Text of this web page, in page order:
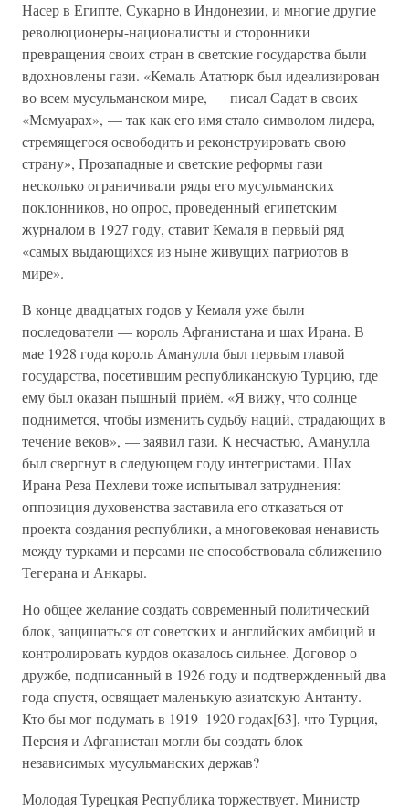
Насер в Египте, Сукарно в Индонезии, и многие другие
революционеры-националисты и сторонники
превращения своих стран в светские государства были
вдохновлены гази. «Кемаль Ататюрк был идеализирован
во всем мусульманском мире, — писал Садат в своих
«Мемуарах», — так как его имя стало символом лидера,
стремящегося освободить и реконструировать свою
страну», Прозападные и светские реформы гази
несколько ограничивали ряды его мусульманских
поклонников, но опрос, проведенный египетским
журналом в 1927 году, ставит Кемаля в первый ряд
«самых выдающихся из ныне живущих патриотов в
мире».
В конце двадцатых годов у Кемаля уже были
последователи — король Афганистана и шах Ирана. В
мае 1928 года король Аманулла был первым главой
государства, посетившим республиканскую Турцию, где
ему был оказан пышный приём. «Я вижу, что солнце
поднимется, чтобы изменить судьбу наций, страдающих в
течение веков», — заявил гази. К несчастью, Аманулла
был свергнут в следующем году интегристами. Шах
Ирана Реза Пехлеви тоже испытывал затруднения:
оппозиция духовенства заставила его отказаться от
проекта создания республики, а многовековая ненависть
между турками и персами не способствовала сближению
Тегерана и Анкары.
Но общее желание создать современный политический
блок, защищаться от советских и английских амбиций и
контролировать курдов оказалось сильнее. Договор о
дружбе, подписанный в 1926 году и подтвержденный два
года спустя, освящает маленькую азиатскую Антанту.
Кто бы мог подумать в 1919–1920 годах[63], что Турция,
Персия и Афганистан могли бы создать блок
независимых мусульманских держав?
Молодая Турецкая Республика торжествует. Министр